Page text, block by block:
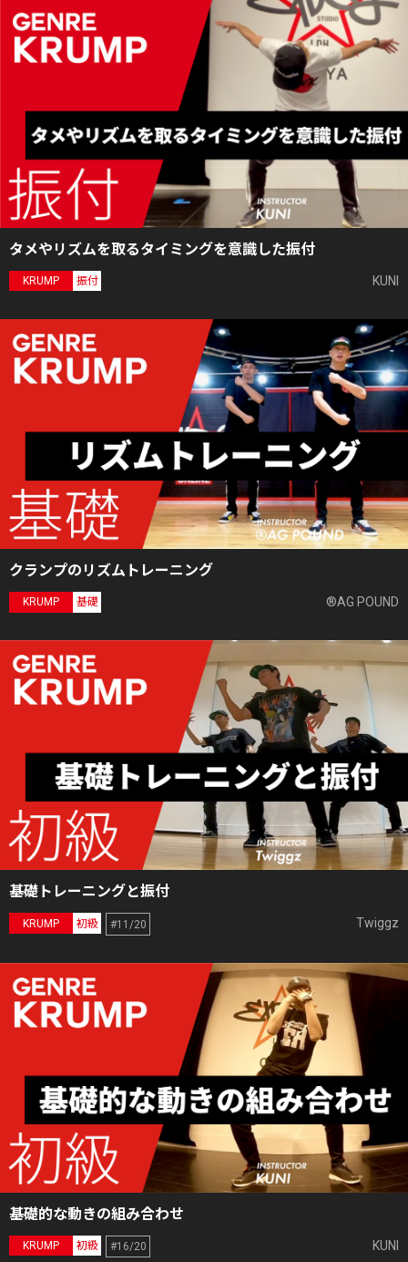
タメやリズムを取るタイミングを意識した振付
KRUMP 振付 KUNI
クランプのリズムトレーニング
KRUMP 基礎 ®AG POUND
基礎トレーニングと振付
KRUMP 初級 #11/20 Twiggz
基礎的な動きの組み合わせ
KRUMP 初級 #16/20 KUNI